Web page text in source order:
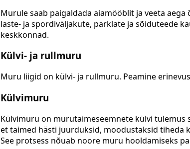
Murule saab paigaldada aiamööblit ja veeta
laste- ja spordiväljakute, parklate ja sõiduteede
keskkonnad.
Külvi- ja rullmuru
Muru liigid on külvi- ja rullmuru. Peamine
Külvimuru
Külvimuru on murutaimeseemnete külvi
et taimed hästi juurduksid, moodustaksid tiheda
See protsess nõuab noore muru hooldamiseks